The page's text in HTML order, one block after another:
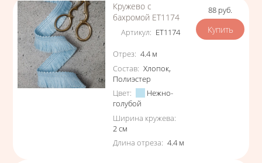
Кружево с
бахромой ЕТ1174
Артикул: ЕТ1174
Характеристики
Отрез: 4.4 м
Состав: Хлопок,
Полиэстер
Цвет:
Нежно-
голубой
Ширина кружева:
2 см
Длина отреза: 4.4 м
Цена
88 руб.